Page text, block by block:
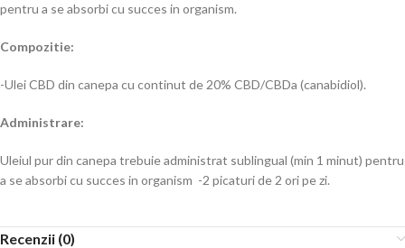
pentru a se absorbi cu succes in organism.
Compozitie:
-Ulei CBD din canepa cu continut de 20% CBD/CBDa (canabidiol).
Administrare:
Uleiul pur din canepa trebuie administrat sublingual (min 1 minut) pentru
a se absorbi cu succes in organism -2 picaturi de 2 ori pe zi.
Recenzii (0)